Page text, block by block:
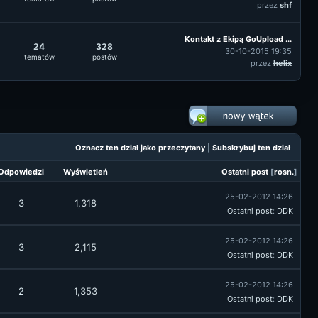
przez shf
24
tematów
328
postów
Kontakt z Ekipą GoUpload ...
30-10-2015 19:35
przez helix
Oznacz ten dział jako przeczytany Subskrybuj ten dział
Wyświetleń Ostatni post [rosn.]
3 1,318
25-02-2012 14:26
Ostatni post: DDK
3 2,115
25-02-2012 14:26
Ostatni post: DDK
2 1,353
25-02-2012 14:26
Ostatni post: DDK